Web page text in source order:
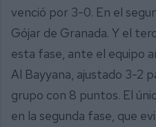
venció por 3-0. En el
Gójar de Granada. Y el
esta fase, ante el equipo
Al Bayyana, ajustado 3-2
grupo con 8 puntos. El
en la segunda fase, que